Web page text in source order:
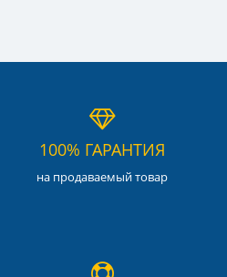
100% ГАРАНТИЯ
на продаваемый товар